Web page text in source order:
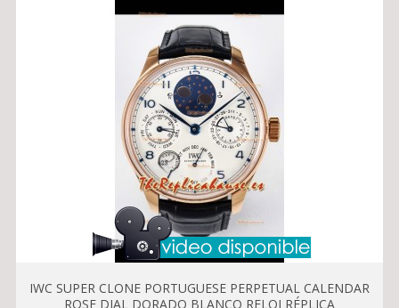
IWC SUPER CLONE PORTUGUESE PERPETUAL CALENDAR
ROSE DIAL DORADO BLANCO RELOJ RÉPLICA